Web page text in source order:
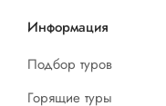
Информация
Подбор туров
Горящие туры